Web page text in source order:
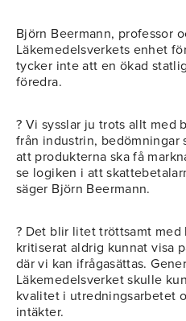
Björn Beermann, professor
Läkemedelsverkets enhet
tycker inte att en ökad
föredra.
? Vi sysslar ju trots allt med
från industrin, bedömningar
att produkterna ska få
se logiken i att
säger Björn Beermann.
? Det blir litet tröttsamt
kritiserat aldrig kunnat visa
där vi kan ifrågasättas.
Läkemedelsverket skulle
kvalitet i utredningsarbetet
intäkter.